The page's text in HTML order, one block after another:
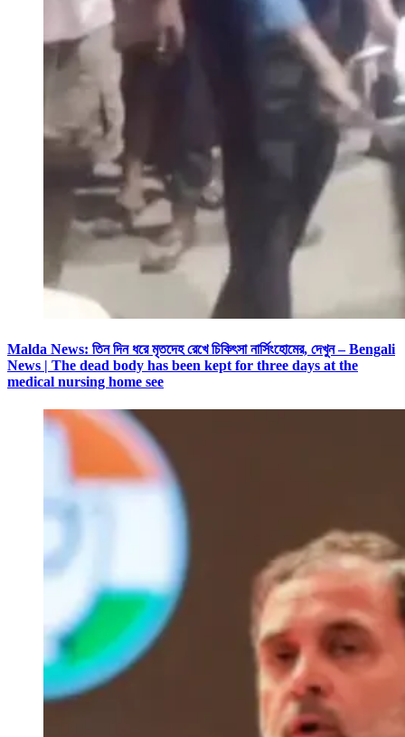
Malda News: তিন দিন ধরে মৃতদেহ রেখে চিকিৎসা নার্সিংহোমের, দেখুন – Bengali
News | The dead body has been kept for three days at the
medical nursing home see